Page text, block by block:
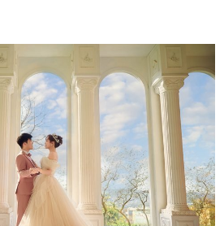
123
Read More